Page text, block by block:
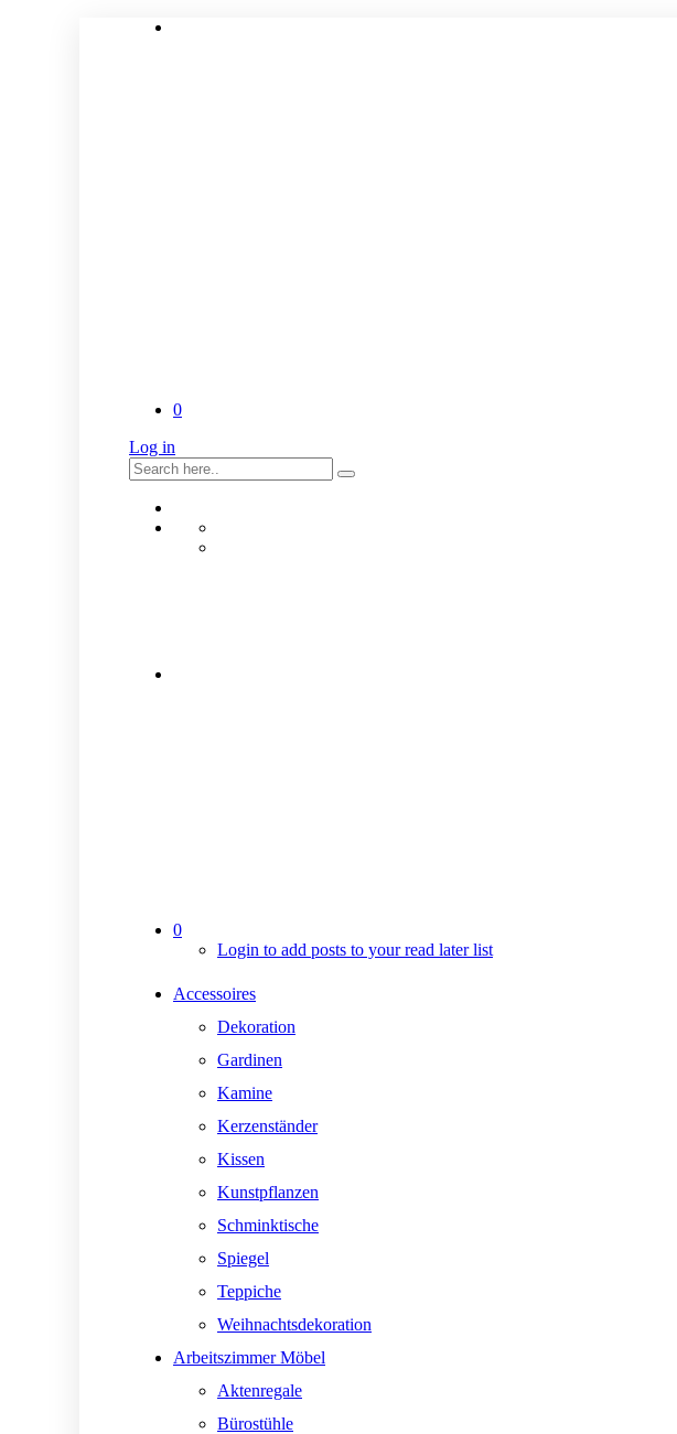
0
Log in
0
Login to add posts to your read later list
Accessoires
Dekoration
Gardinen
Kamine
Kerzenständer
Kissen
Kunstpflanzen
Schminktische
Spiegel
Teppiche
Weihnachtsdekoration
Arbeitszimmer Möbel
Aktenregale
Bürostühle